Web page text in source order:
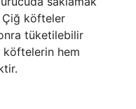
Çiğ köfteler
tüketilebilir
köftelerin hem